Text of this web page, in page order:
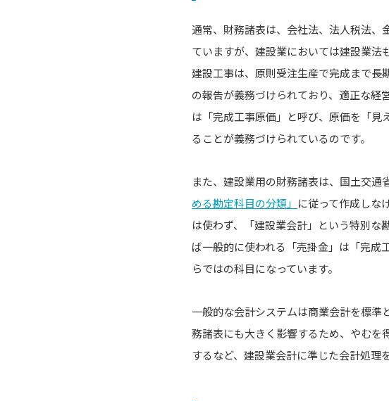
通常、財務諸表は、会社法、法人税法、
ていますが、建設業においては建設業法
建設工事は、原則受注生産で完成まで長
の報告が義務づけられており、適正な経
は「完成工事原価」と呼び、原価を「
ることが義務づけられているのです。
また、建設業用の財務諸表は、国土交通
める勘定科目の分類」 に従って作成しな
は使わず、「建設業会計」という特別
ば一般的に使われる「売掛金」は「完
らではの科目になっています。
一般的な会計システムは商業会計を標
務諸表にも大きく影響するため、やむを
するなど、建設業会計に準じた会計処理